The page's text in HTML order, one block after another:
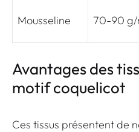
Mousseline 70-90 g/
Avantages des
motif coquelicot
Ces tissus présentent de